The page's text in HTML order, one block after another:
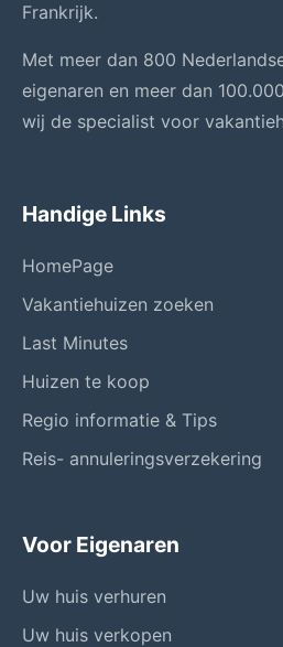
Frankrijk.
Met meer dan 800
eigenaren en meer dan
wij de specialist voor
Handige Links
HomePage
Vakantiehuizen zoeken
Last Minutes
Huizen te koop
Regio informatie & Tips
Reis- annuleringsverzekering
Voor Eigenaren
Uw huis verhuren
Uw huis verkopen